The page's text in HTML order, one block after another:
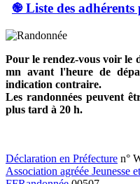
֎ Liste des
Pour le rendez-vous voir le
mn avant l'heure de
indication contraire.
Les randonnées peuvent
plus tard à 20 h.
Déclaration en Préfecture n°
Association agréée Jeunesse